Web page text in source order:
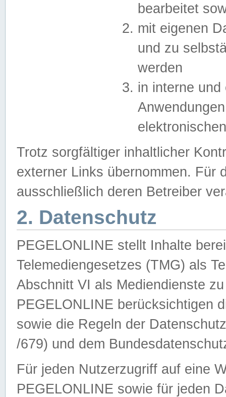
bearbeitet
mit eigenen
und zu
werden
in interne
Trotz sorgfältiger inhaltlicher
externer Links übernommen. Für
ausschließlich deren Betreiber
2. Datenschutz
PEGELONLINE stellt Inhalte
Telemediengesetzes (TMG) als
Abschnitt VI als Mediendienste
PEGELONLINE berücksichtigen
sowie die Regeln der
/679) und dem
Für jeden Nutzerzugriff auf eine
PEGELONLINE sowie für jeden